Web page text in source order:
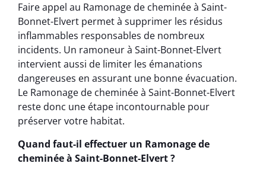
Faire appel au Ramonage de cheminée à Saint-
Bonnet-Elvert permet à supprimer les résidus
inflammables responsables de nombreux
incidents. Un ramoneur à Saint-Bonnet-Elvert
intervient aussi de limiter les émanations
dangereuses en assurant une bonne évacuation.
Le Ramonage de cheminée à Saint-Bonnet-Elvert
reste donc une étape incontournable pour
préserver votre habitat.
Quand faut-il effectuer un Ramonage de
cheminée à Saint-Bonnet-Elvert ?